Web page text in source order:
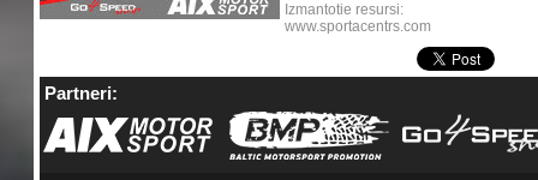
Izmantotie resursi:
www.sportacentrs.com
Partneri: